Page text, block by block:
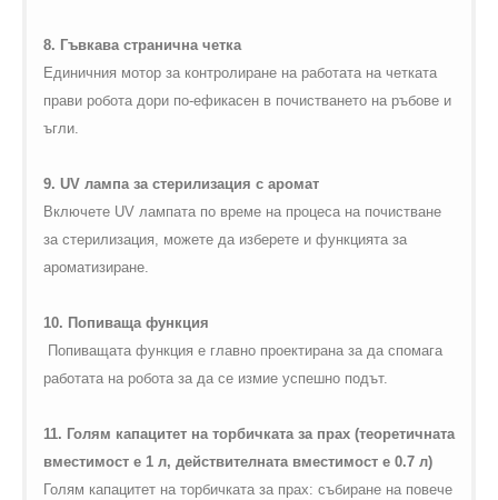
8. Гъвкава странична четка
Единичния мотор за контролиране на работата на четката
прави робота дори по-ефикасен в почистването на ръбове и
ъгли.
9. UV лампа за стерилизация с аромат
Включете UV лампата по време на процеса на почистване
за стерилизация, можете да изберете и функцията за
ароматизиране.
10. Попиваща функция
Попиващата функция е главно проектирана за да спомага
работата на робота за да се измие успешно подът.
11. Голям капацитет на торбичката за прах (теоретичната
вместимост е 1 л, действителната вместимост е 0.7 л)
Голям капацитет на торбичката за прах: събиране на повече